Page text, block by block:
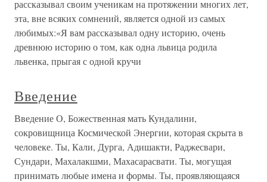
рассказывал своим ученикам на протяжении многих лет,
эта, вне всяких сомнений, является одной из самых
любимых:«Я вам рассказывал одну историю, очень
древнюю историю о том, как одна львица родила
львенка, прыгая с одной кручи
Введение
Введение О, Божественная мать Кундалини,
сокровищница Космической Энергии, которая скрыта в
человеке. Ты, Кали, Дурга, Адишакти, Раджесвари,
Сундари, Махалакшми, Махасарасвати. Ты, могущая
принимать любые имена и формы. Ты, проявляющаяся